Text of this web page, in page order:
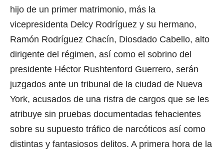
hijo de un primer matrimonio, más la
vicepresidenta Delcy Rodríguez y su hermano,
Ramón Rodríguez Chacín, Diosdado Cabello, alto
dirigente del régimen, así como el sobrino del
presidente Héctor Rushtenford Guerrero, serán
juzgados ante un tribunal de la ciudad de Nueva
York, acusados de una ristra de cargos que se les
atribuye sin pruebas documentadas fehacientes
sobre su supuesto tráfico de narcóticos así como
distintas y fantasiosos delitos. A primera hora de la